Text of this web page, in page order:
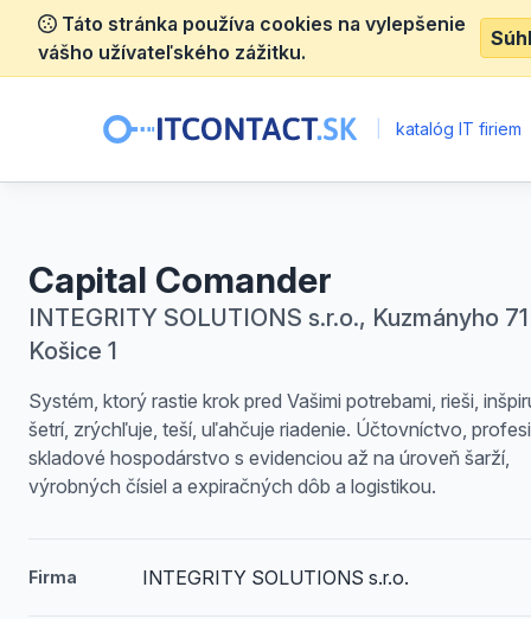
Táto stránka používa cookies na vylepšenie
vášho užívateľského zážitku.
katalóg IT firiem
Capital Comander
INTEGRITY SOLUTIONS s.r.o., Kuzmányho
Košice 1
Systém, ktorý rastie krok pred Vašimi potrebami, rieši,
šetrí, zrýchľuje, teší, uľahčuje riadenie. Účtovníctvo,
skladové hospodárstvo s evidenciou až na úroveň šarží,
výrobných čísiel a expiračných dôb a logistikou.
Firma INTEGRITY SOLUTIONS s.r.o.